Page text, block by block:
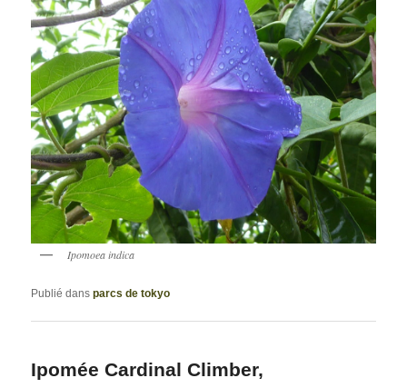
Ipomoea indica
Publié dans parcs de tokyo
Ipomée Cardinal Climber,